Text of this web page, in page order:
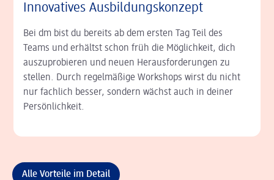
Innovatives Ausbildungskonzept
Bei dm bist du bereits ab dem ersten Tag Teil des
Teams und erhältst schon früh die Möglichkeit, dich
auszuprobieren und neuen Herausforderungen zu
stellen. Durch regelmäßige Workshops wirst du nicht
nur fachlich besser, sondern wächst auch in deiner
Persönlichkeit.
Alle Vorteile im Detail